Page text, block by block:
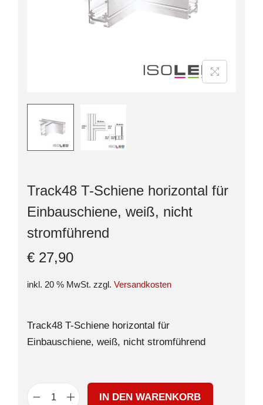
Track48 T-Schiene horizontal für
Einbauschiene, weiß, nicht
stromführend
€ 27,90
inkl. 20 % MwSt. zzgl. Versandkosten
Track48 T-Schiene horizontal für
Einbauschiene, weiß, nicht stromführend
IN DEN WARENKORB